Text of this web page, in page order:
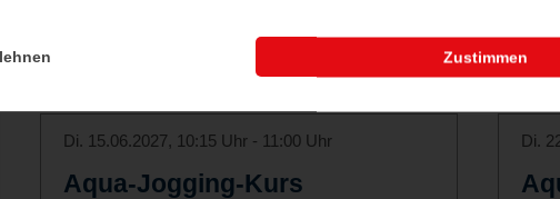
Di. 15.06.2027, 10:15 Uhr - 11:00 Uhr
Aqua-Jogging-Kurs
Di.
Zustimmen